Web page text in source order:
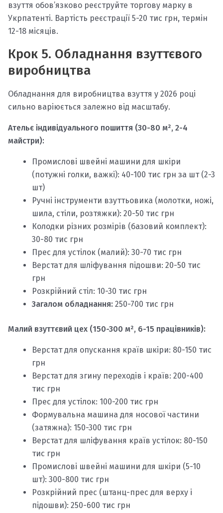
взуття обов’язково реєструйте торгову марку в
Укрпатенті. Вартість реєстрації 5-20 тис грн, термін
12-18 місяців.
Крок 5. Обладнання взуттєвого
виробництва
Обладнання для виробництва взуття у 2026 році
сильно варіюється залежно від масштабу.
Ательє індивідуального пошиття (30-80 м², 2-4
майстри):
Промислові швейні машини для шкіри
(потужні голки, важкі): 40-100 тис грн за шт (2-3
шт)
Ручні інструменти взуттьовика (молотки, ножі,
шила, стіли, розтяжки): 20-50 тис грн
Колодки різних розмірів (базовий комплект):
30-80 тис грн
Прес для устілок (малий): 30-70 тис грн
Верстат для шліфування підошви: 20-50 тис
грн
Розкрійний стіл: 10-30 тис грн
Загалом обладнання: 250-700 тис грн
Малий взуттєвий цех (150-300 м², 6-15 працівників):
Верстат для опускання країв шкіри: 80-150 тис
грн
Верстат для згину переходів і країв: 200-400
тис грн
Прес для устілок: 100-200 тис грн
Формувальна машина для носової частини
(затяжна): 150-300 тис грн
Верстат для шліфування країв устілок: 80-150
тис грн
Промислові швейні машини для шкіри (5-10
шт): 300-800 тис грн
Розкрійний прес (штанц-прес для верху і
підошви): 250-600 тис грн